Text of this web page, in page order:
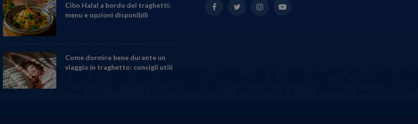
Cibo Halal a bordo dei traghetti:
menu e opzioni disponibili
Come dormire bene durante un
viaggio in traghetto: consigli utili
FacebookTwitterInstagramYouTube